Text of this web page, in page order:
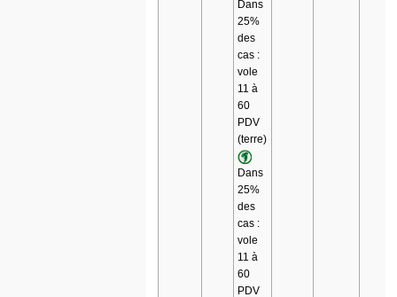
Dans
25%
des
cas :
vole
11 à
60
PDV
(terre)
Dans
25%
des
cas :
vole
11 à
60
PDV